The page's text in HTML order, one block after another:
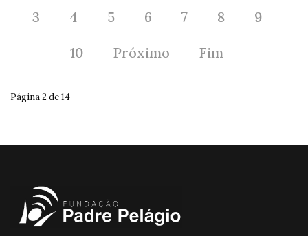
3 4 5 6 7 8 9
10 Próximo Fim
Página 2 de 14